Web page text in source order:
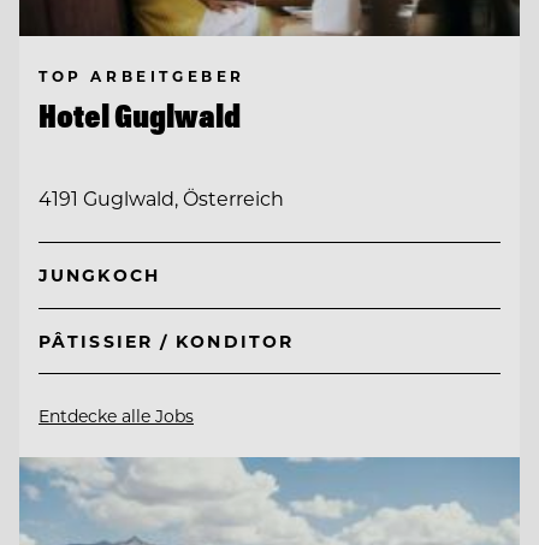
TOP ARBEITGEBER
Hotel Guglwald
4191 Guglwald, Österreich
JUNGKOCH
PÂTISSIER / KONDITOR
Entdecke alle Jobs